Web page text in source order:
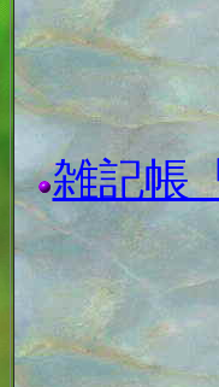
雑記帳